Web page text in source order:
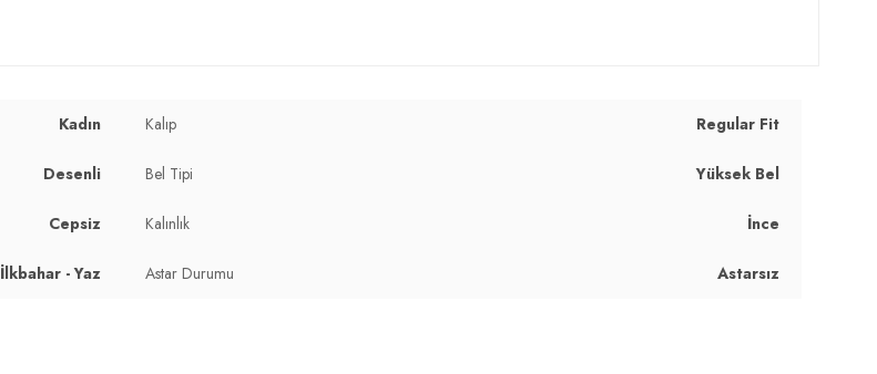
Kadın Kalıp Regular Fit
Desenli Bel Tipi Yüksek Bel
Cepsiz Kalınlık İnce
İlkbahar - Yaz Astar Durumu Astarsız